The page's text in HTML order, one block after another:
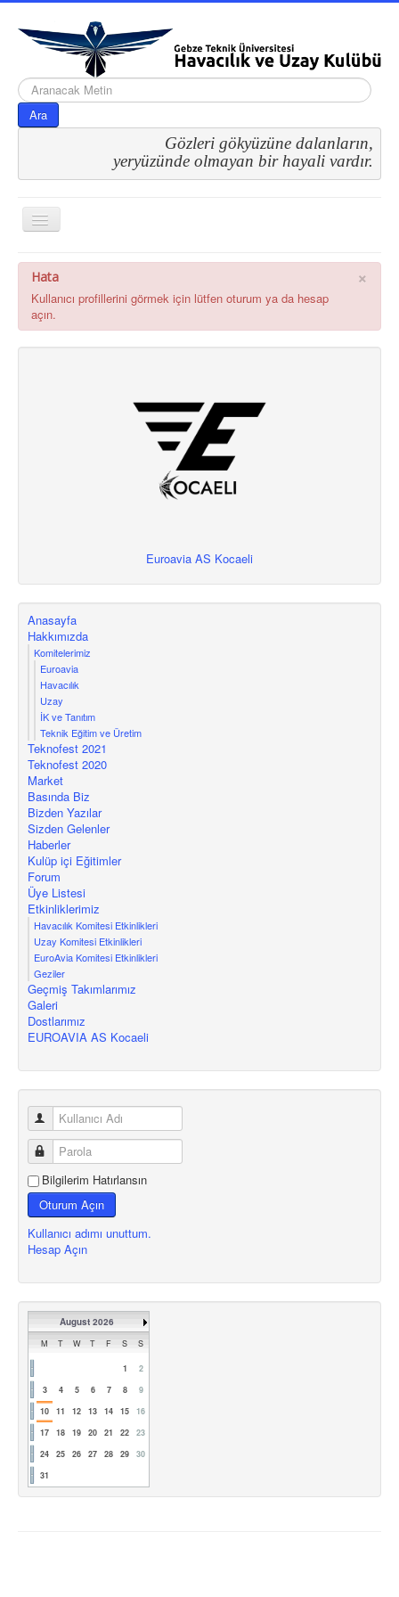
arama...
Ara
Gözleri gökyüzüne dalanların,
yeryüzünde olmayan bir hayali vardır.
Gezinme
geçişini
×
Hata
Kullanıcı profillerini görmek için lütfen oturum ya da hesap
açın.
Euroavia AS Kocaeli
Anasayfa
Hakkımızda
Komitelerimiz
Euroavia
Havacılık
Uzay
İK ve Tanıtım
Teknik Eğitim ve Üretim
Teknofest 2021
Teknofest 2020
Market
Basında Biz
Bizden Yazılar
Sizden Gelenler
Haberler
Kulüp içi Eğitimler
Forum
Üye Listesi
Etkinliklerimiz
Havacılık Komitesi Etkinlikleri
Uzay Komitesi Etkinlikleri
EuroAvia Komitesi Etkinlikleri
Geziler
Geçmiş Takımlarımız
Galeri
Dostlarımız
EUROAVIA AS Kocaeli
Bilgilerim Hatırlansın
Oturum Açın
Kullanıcı adımı unuttum.
Hesap Açın
August 2026
M T W T F S S
1
2
3
4 5 6 7 8
9
10
11 12 13 14 15
16
17
18 19 20 21 22
23
24
25 26 27 28 29
30
31